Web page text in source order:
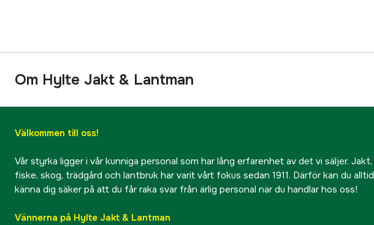
Om Hylte Jakt & Lantman
Välkommen till oss!
Vår styrka ligger i vår kunniga personal som har lång erfarenhet av det vi säljer. Jakt,
fiske, skog, trädgård och lantbruk har varit vårt fokus sedan 1911. Därför kan du alltid
känna dig säker på att du får raka svar från ärlig personal när du handlar hos oss!
Vännerna på Hylte Jakt & Lantman